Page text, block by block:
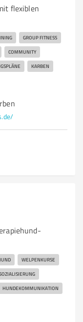
flexiblen
GROUP FITNESS
COMMUNITY
KARBEN
WELPENKURSE
HUNDEKOMMUNIKATION